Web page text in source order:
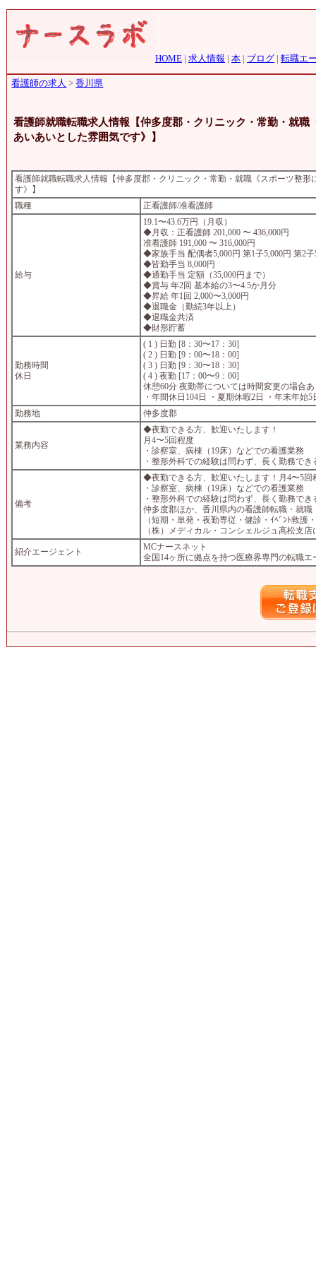
HOME | 求人情報 | 本 | ブログ | 転職エ
看護師の求人 >香川県
看護師就職転職求人情報【仲多度郡・クリニック・常勤・就
あいあいとした雰囲気です》】
看護師就職転職求人情報【仲多度郡・クリニック・常勤・就職《スポーツ整
す》】
職種
正看護師/准看護師
給与
19.1〜43.6万円（月収）
◆月収：正看護師 201,000 〜 436,000円
准看護師 191,000 〜 316,000円
◆家族手当 配偶者5,000円 第1子5,000円 第2子
◆皆勤手当 8,000円
◆通勤手当 定額（35,000円まで）
◆賞与 年2回 基本給の3〜4.5か月分
◆昇給 年1回 2,000〜3,000円
◆退職金（勤続3年以上）
◆退職金共済
◆財形貯蓄
勤務時間
休日
( 1 ) 日勤 [8：30〜17：30]
( 2 ) 日勤 [9：00〜18：00]
( 3 ) 日勤 [9：30〜18：30]
( 4 ) 夜勤 [17：00〜9：00]
休憩60分 夜勤帯については時間変更の場合
・年間休日104日 ・夏期休暇2日 ・年末年始5
勤務地
仲多度郡
業務内容
◆夜勤できる方、歓迎いたします！
月4〜5回程度
・診察室、病棟（19床）などでの看護業務
・整形外科での経験は問わず、長く勤務で
備考
◆夜勤できる方、歓迎いたします！月4〜5回
・診察室、病棟（19床）などでの看護業務
・整形外科での経験は問わず、長く勤務で
仲多度郡ほか、香川県内の看護師転職・就職
（短期・単発・夜勤専従・健診・ｲﾍﾞﾝﾄ救護
（株）メディカル・コンシェルジュ高松支
紹介エージェント
MCナースネット
全国14ヶ所に拠点を持つ医療界専門の転職エ